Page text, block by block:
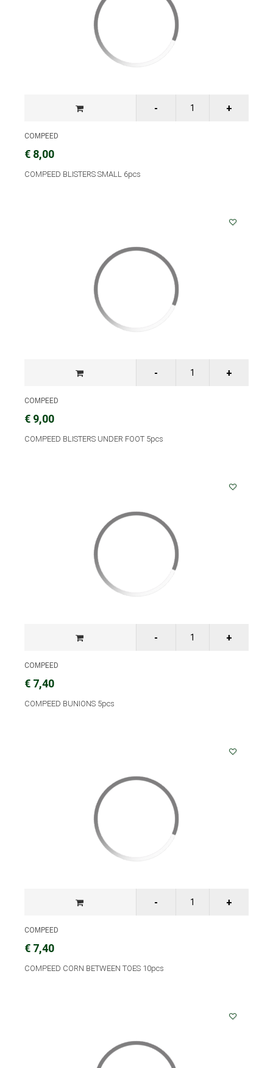
COMPEED
€ 8,00
COMPEED BLISTERS SMALL 6pcs
COMPEED
€ 9,00
COMPEED BLISTERS UNDER FOOT 5pcs
COMPEED
€ 7,40
COMPEED BUNIONS 5pcs
COMPEED
€ 7,40
COMPEED CORN BETWEEN TOES 10pcs